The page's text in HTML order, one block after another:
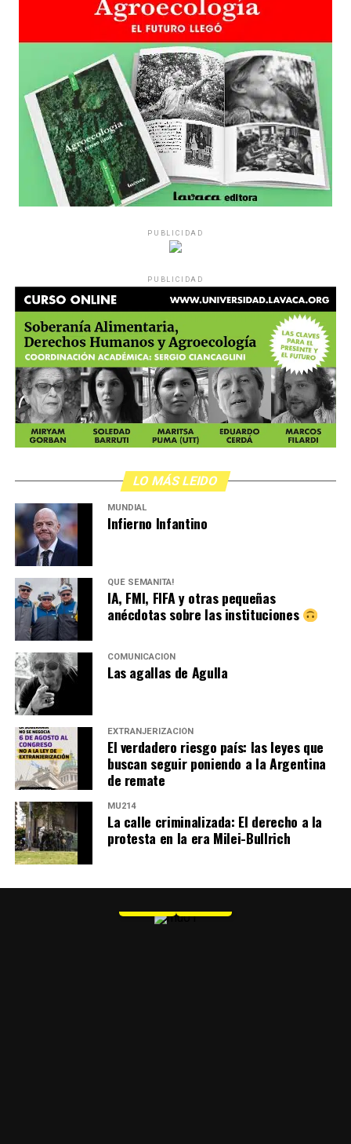
PUBLICIDAD
PUBLICIDAD
LO MÁS LEIDO
MUNDIAL
Infierno Infantino
QUÉ SEMANITA!
IA, FMI, FIFA y otras pequeñas
anécdotas sobre las instituciones
COMUNICACIÓN
Las agallas de Agulla
EXTRANJERIZACIÓN
El verdadero riesgo país: las leyes que
buscan seguir poniendo a la Argentina
de remate
MU214
La calle criminalizada: El derecho a la
protesta en la era Milei-Bullrich